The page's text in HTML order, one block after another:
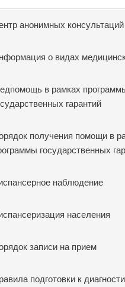
анонимных консультаций
о видах
в рамках
гарантий
получения помощи в
государственных
наблюдение
населения
записи на прием
подготовки к